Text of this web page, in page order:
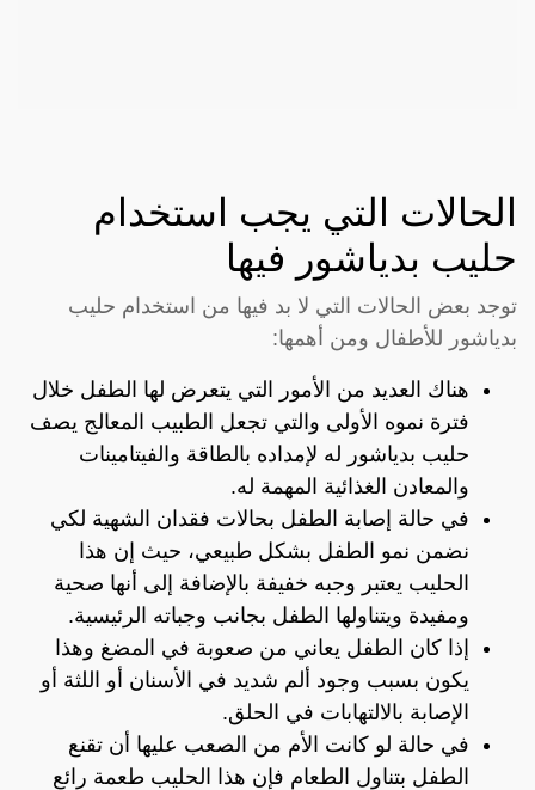
الحالات التي يجب استخدام
حليب بدياشور فيها
توجد بعض الحالات التي لا بد فيها من استخدام حليب
بدياشور للأطفال ومن أهمها:
هناك العديد من الأمور التي يتعرض لها الطفل خلال
فترة نموه الأولى والتي تجعل الطبيب المعالج يصف
حليب بدياشور له لإمداده بالطاقة والفيتامينات
والمعادن الغذائية المهمة له.
في حالة إصابة الطفل بحالات فقدان الشهية لكي
نضمن نمو الطفل بشكل طبيعي، حيث إن هذا
الحليب يعتبر وجبه خفيفة بالإضافة إلى أنها صحية
ومفيدة ويتناولها الطفل بجانب وجباته الرئيسية.
إذا كان الطفل يعاني من صعوبة في المضغ وهذا
يكون بسبب وجود ألم شديد في الأسنان أو اللثة أو
الإصابة بالالتهابات في الحلق.
في حالة لو كانت الأم من الصعب عليها أن تقنع
الطفل بتناول الطعام فإن هذا الحليب طعمة رائع